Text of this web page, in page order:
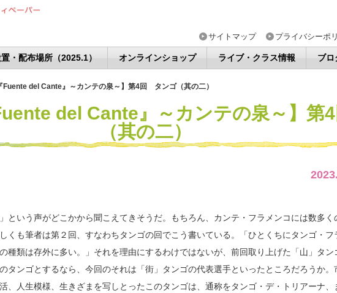
サイトマップ プライバシーポ
・配布場所（2025.1） オンラインショップ ライブ・クラス情報 ブロ
Fuente del Cante』～カンテの泉～】第4回 タンゴ（其の二）
del Cante』～カンテの泉～】
（其の二）
という声がどこかから聞こえてきそうだ。もちろん、カンテ・フラメンコには数多く
くも筆者は第２回、すなわちタンゴの回でこう書いている。「ひとくちにタンゴ・フ
種類は存外に多い。」それを理由にするわけではないが、前回取り上げた「山」タン
タンゴとするなら、今回のそれは「街」タンゴの代表選手といったところだろうか。
、人生模様、生きざまを写しとったこのタンゴは、通称をタンゴ・デ・トリアーナ、